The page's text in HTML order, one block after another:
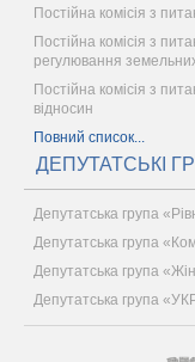
Постійна комісія з
Постійна комісія з
регулювання
Постійна комісія з
відносин
Повний список...
ДЕПУТАТСЬКІ
Депутатська група
Депутатська група
Депутатська група
Депутатська група